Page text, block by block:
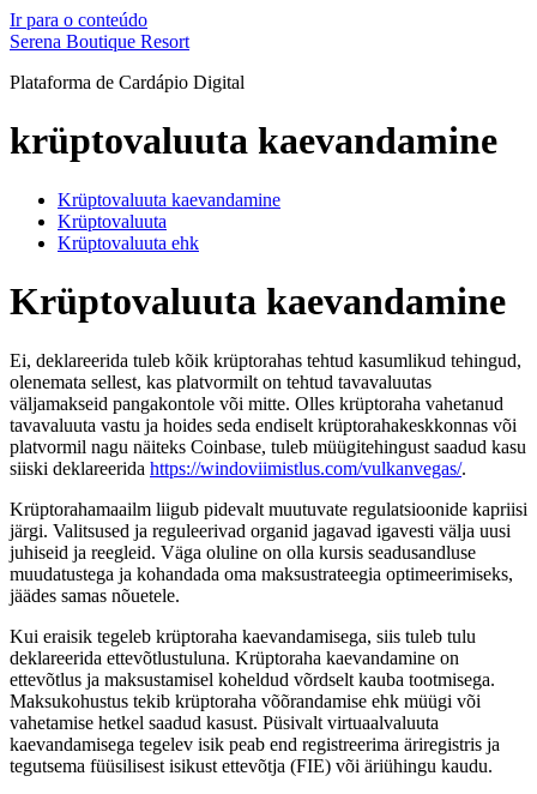
Ir para o conteúdo
Serena Boutique Resort
Plataforma de Cardápio Digital
krüptovaluuta kaevandamine
Krüptovaluuta kaevandamine
Krüptovaluuta
Krüptovaluuta ehk
Krüptovaluuta kaevandamine
Ei, deklareerida tuleb kõik krüptorahas tehtud kasumlikud tehingud,
olenemata sellest, kas platvormilt on tehtud tavavaluutas
väljamakseid pangakontole või mitte. Olles krüptoraha vahetanud
tavavaluuta vastu ja hoides seda endiselt krüptorahakeskkonnas või
platvormil nagu näiteks Coinbase, tuleb müügitehingust saadud kasu
siiski deklareerida https://windoviimistlus.com/vulkanvegas/.
Krüptorahamaailm liigub pidevalt muutuvate regulatsioonide kapriisi
järgi. Valitsused ja reguleerivad organid jagavad igavesti välja uusi
juhiseid ja reegleid. Väga oluline on olla kursis seadusandluse
muudatustega ja kohandada oma maksustrateegia optimeerimiseks,
jäädes samas nõuetele.
Kui eraisik tegeleb krüptoraha kaevandamisega, siis tuleb tulu
deklareerida ettevõtlustuluna. Krüptoraha kaevandamine on
ettevõtlus ja maksustamisel koheldud võrdselt kauba tootmisega.
Maksukohustus tekib krüptoraha võõrandamise ehk müügi või
vahetamise hetkel saadud kasust. Püsivalt virtuaalvaluuta
kaevandamisega tegelev isik peab end registreerima äriregistris ja
tegutsema füüsilisest isikust ettevõtja (FIE) või äriühingu kaudu.